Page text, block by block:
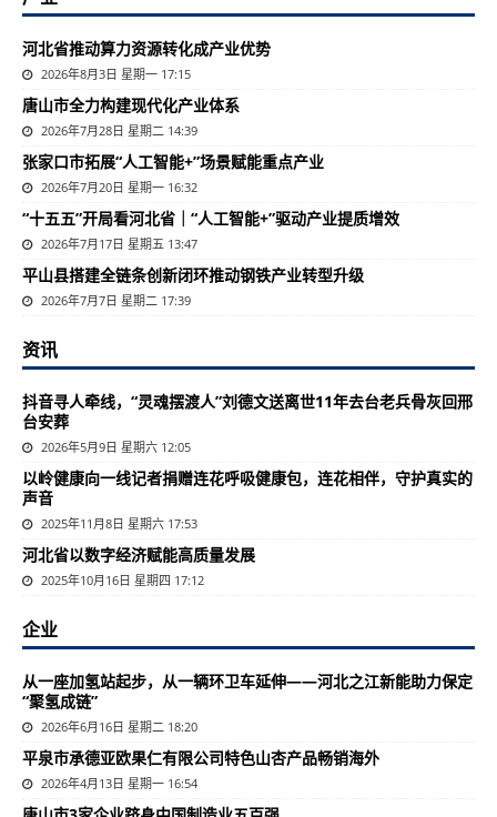
河北省推动算力资源转化成产业优势
2026年8月3日 星期一 17:15
唐山市全力构建现代化产业体系
2026年7月28日 星期二 14:39
张家口市拓展“人工智能+”场景赋能重点产业
2026年7月20日 星期一 16:32
“十五五”开局看河北省｜“人工智能+”驱动产业提质增效
2026年7月17日 星期五 13:47
平山县搭建全链条创新闭环推动钢铁产业转型升级
2026年7月7日 星期二 17:39
资讯
抖音寻人牵线，“灵魂摆渡人”刘德文送离世11年去台老兵骨灰回邢
台安葬
2026年5月9日 星期六 12:05
以岭健康向一线记者捐赠连花呼吸健康包，连花相伴，守护真实的
声音
2025年11月8日 星期六 17:53
河北省以数字经济赋能高质量发展
2025年10月16日 星期四 17:12
企业
从一座加氢站起步，从一辆环卫车延伸——河北之江新能助力保定
“聚氢成链”
2026年6月16日 星期二 18:20
平泉市承德亚欧果仁有限公司特色山杏产品畅销海外
2026年4月13日 星期一 16:54